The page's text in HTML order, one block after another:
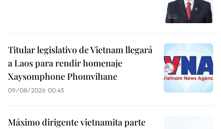
Titular legislativo de Vietnam llegará
a Laos para rendir homenaje
Xaysomphone Phomvihane
09/08/2026 00:45
Máximo dirigente vietnamita parte